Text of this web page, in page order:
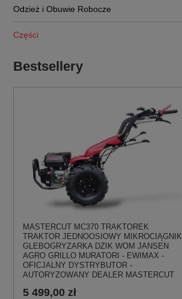
Odzież i Obuwie Robocze
Części
Bestsellery
MASTERCUT MC370 TRAKTOREK
TRAKTOR JEDNOOSIOWY MIKROCIĄGNIK
GLEBOGRYZARKA DZIK WOM JANSEN
AGRO GRILLO MURATORI - EWIMAX -
OFICJALNY DYSTRYBUTOR -
AUTORYZOWANY DEALER MASTERCUT
5 499,00 zł